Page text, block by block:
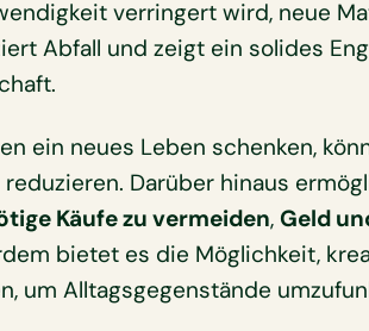
verringert wird, neue
Abfall und zeigt ein solides
ein neues Leben schenken,
Darüber hinaus
Käufe zu vermeiden, Geld
bietet es die Möglichkeit,
um Alltagsgegenstände